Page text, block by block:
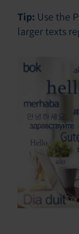
Tip: Use the
larger texts